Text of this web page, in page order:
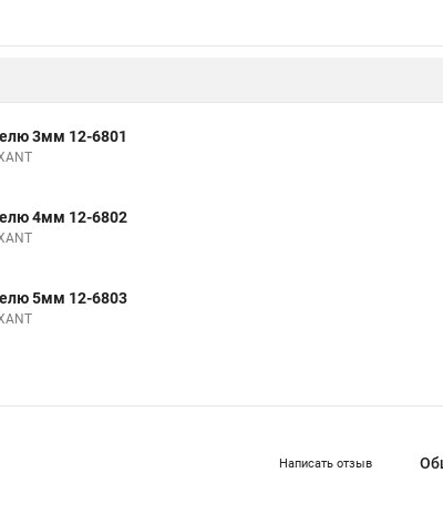
3мм 12-6801
4мм 12-6802
5мм 12-6803
Написать отзыв